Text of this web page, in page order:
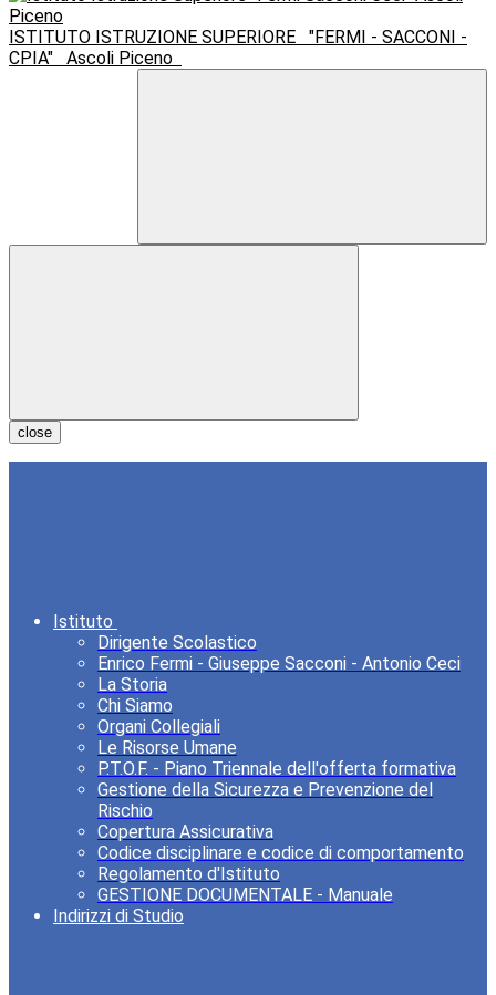
ISTITUTO ISTRUZIONE SUPERIORE
"FERMI - SACCONI -
CPIA"
Ascoli Piceno
close
Istituto
Dirigente Scolastico
Enrico Fermi - Giuseppe Sacconi - Antonio Ceci
La Storia
Chi Siamo
Organi Collegiali
Le Risorse Umane
P.T.O.F. - Piano Triennale dell'offerta formativa
Gestione della Sicurezza e Prevenzione del
Rischio
Copertura Assicurativa
Codice disciplinare e codice di comportamento
Regolamento d'Istituto
GESTIONE DOCUMENTALE - Manuale
Indirizzi di Studio